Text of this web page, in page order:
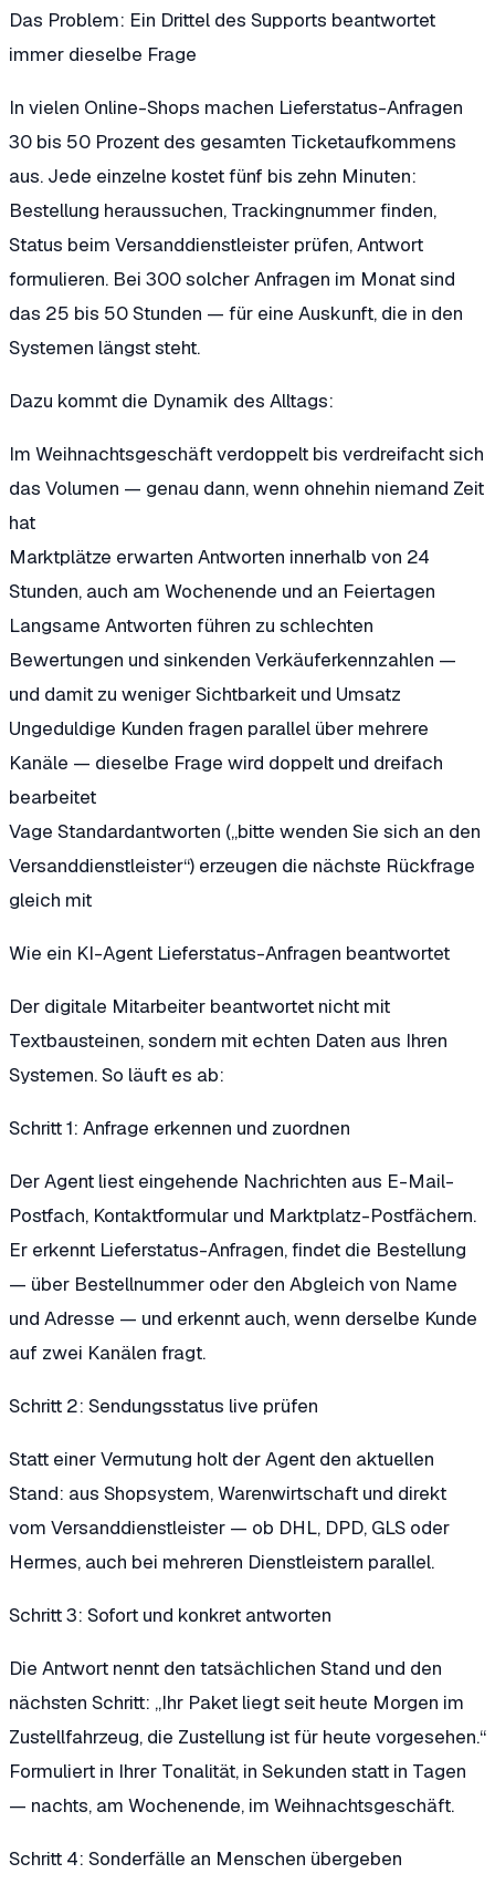
Das Problem: Ein Drittel des Supports beantwortet
immer dieselbe Frage
In vielen Online-Shops machen Lieferstatus-Anfragen
30 bis 50 Prozent des gesamten Ticketaufkommens
aus. Jede einzelne kostet fünf bis zehn Minuten:
Bestellung heraussuchen, Trackingnummer finden,
Status beim Versanddienstleister prüfen, Antwort
formulieren. Bei 300 solcher Anfragen im Monat sind
das 25 bis 50 Stunden — für eine Auskunft, die in den
Systemen längst steht.
Dazu kommt die Dynamik des Alltags:
Im Weihnachtsgeschäft verdoppelt bis verdreifacht sich
das Volumen — genau dann, wenn ohnehin niemand Zeit
hat
Marktplätze erwarten Antworten innerhalb von 24
Stunden, auch am Wochenende und an Feiertagen
Langsame Antworten führen zu schlechten
Bewertungen und sinkenden Verkäuferkennzahlen —
und damit zu weniger Sichtbarkeit und Umsatz
Ungeduldige Kunden fragen parallel über mehrere
Kanäle — dieselbe Frage wird doppelt und dreifach
bearbeitet
Vage Standardantworten („bitte wenden Sie sich an den
Versanddienstleister“) erzeugen die nächste Rückfrage
gleich mit
Wie ein KI-Agent Lieferstatus-Anfragen beantwortet
Der digitale Mitarbeiter beantwortet nicht mit
Textbausteinen, sondern mit echten Daten aus Ihren
Systemen. So läuft es ab:
Schritt 1: Anfrage erkennen und zuordnen
Der Agent liest eingehende Nachrichten aus E-Mail-
Postfach, Kontaktformular und Marktplatz-Postfächern.
Er erkennt Lieferstatus-Anfragen, findet die Bestellung
— über Bestellnummer oder den Abgleich von Name
und Adresse — und erkennt auch, wenn derselbe Kunde
auf zwei Kanälen fragt.
Schritt 2: Sendungsstatus live prüfen
Statt einer Vermutung holt der Agent den aktuellen
Stand: aus Shopsystem, Warenwirtschaft und direkt
vom Versanddienstleister — ob DHL, DPD, GLS oder
Hermes, auch bei mehreren Dienstleistern parallel.
Schritt 3: Sofort und konkret antworten
Die Antwort nennt den tatsächlichen Stand und den
nächsten Schritt: „Ihr Paket liegt seit heute Morgen im
Zustellfahrzeug, die Zustellung ist für heute vorgesehen.“
Formuliert in Ihrer Tonalität, in Sekunden statt in Tagen
— nachts, am Wochenende, im Weihnachtsgeschäft.
Schritt 4: Sonderfälle an Menschen übergeben